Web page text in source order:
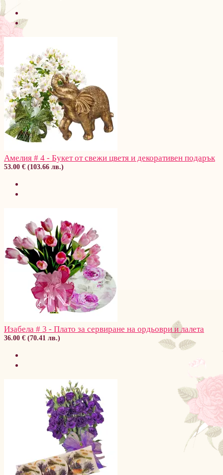
Амелия # 4 - Букет от свежи цветя и декоративен подарък
53.00 € (103.66 лв.)
Изабела # 3 - Плато за сервиране на ордьоври и лалета
36.00 € (70.41 лв.)